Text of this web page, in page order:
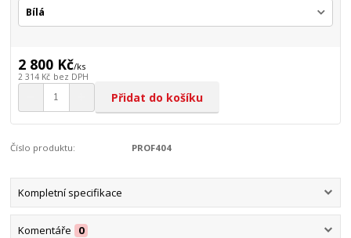
2 800 Kč/ks
2 314 Kč bez DPH
Přidat do košíku
Číslo produktu: PROF404
Kompletní specifikace
Komentáře 0